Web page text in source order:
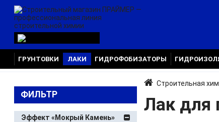
ГРУНТОВКИ ЛАКИ ГИДРОФОБИЗАТОРЫ
Строительная
Лак для
ФИЛЬТР
Эффект «Мокрый Камень»